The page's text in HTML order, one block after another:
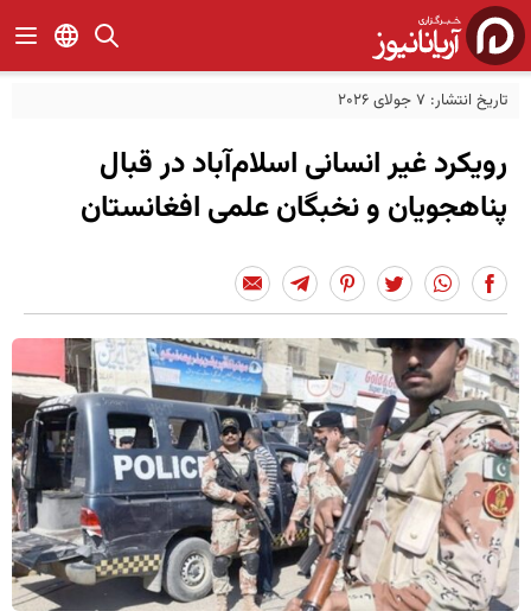
تاریخ انتشار: 7 جولای 2026
رویکرد غیر انسانی اسلام‌آباد در قبال
پناهجویان و نخبگان علمی افغانستان